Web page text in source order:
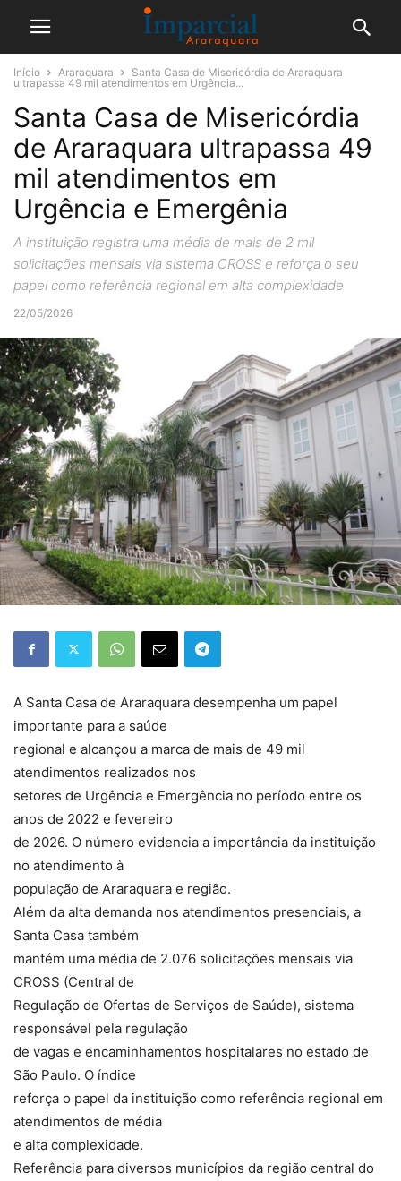
Início Araraquara
Santa Casa de Misericórdia de Araraquara
ultrapassa 49 mil atendimentos em Urgência...
Santa Casa de Misericórdia
de Araraquara ultrapassa 49
mil atendimentos em
Urgência e Emergênia
A instituição registra uma média de mais de 2 mil
solicitações mensais via sistema CROSS e reforça o seu
papel como referência regional em alta complexidade
22/05/2026
A Santa Casa de Araraquara desempenha um papel
importante para a saúde
regional e alcançou a marca de mais de 49 mil
atendimentos realizados nos
setores de Urgência e Emergência no período entre os
anos de 2022 e fevereiro
de 2026. O número evidencia a importância da instituição
no atendimento à
população de Araraquara e região.
Além da alta demanda nos atendimentos presenciais, a
Santa Casa também
mantém uma média de 2.076 solicitações mensais via
CROSS (Central de
Regulação de Ofertas de Serviços de Saúde), sistema
responsável pela regulação
de vagas e encaminhamentos hospitalares no estado de
São Paulo. O índice
reforça o papel da instituição como referência regional em
atendimentos de média
e alta complexidade.
Referência para diversos municípios da região central do